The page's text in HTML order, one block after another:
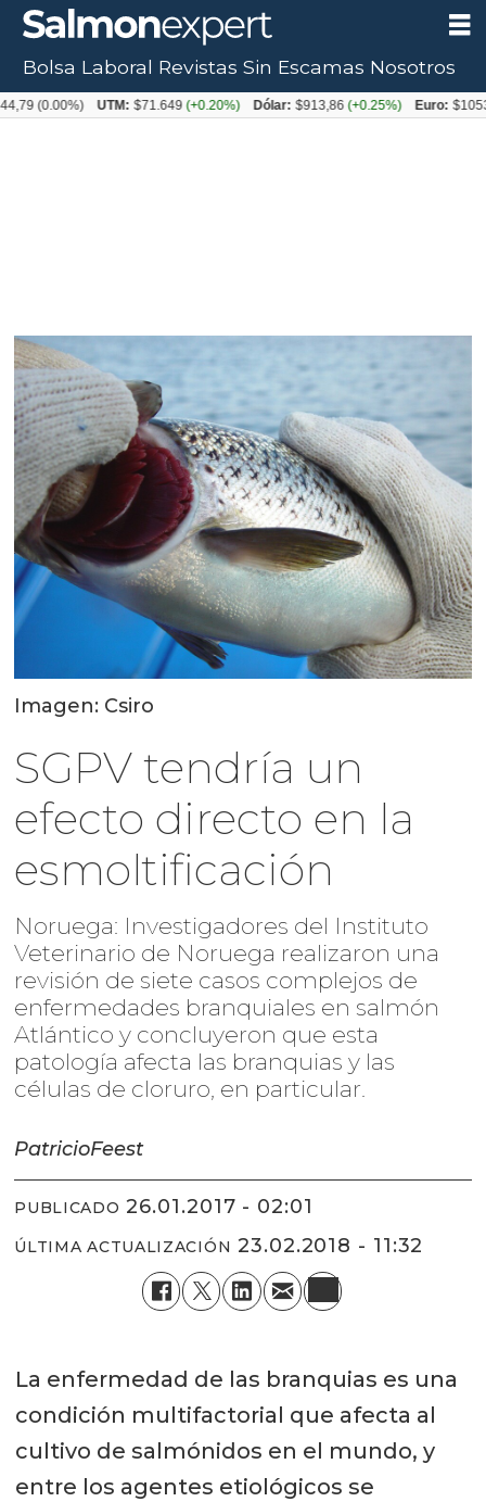
Imagen: Csiro
SGPV tendría un
efecto directo en la
esmoltificación
Noruega: Investigadores del Instituto
Veterinario de Noruega realizaron una
revisión de siete casos complejos de
enfermedades branquiales en salmón
Atlántico y concluyeron que esta
patología afecta las branquias y las
células de cloruro, en particular.
PatricioFeest
PUBLICADO 26.01.2017 - 02:01
ÚLTIMA ACTUALIZACIÓN 23.02.2018 - 11:32
La enfermedad de las branquias es una
condición multifactorial que afecta al
cultivo de salmónidos en el mundo, y
entre los agentes etiológicos se
Bolsa Laboral Revistas Sin Escamas Nosotros
UTM: $71.649(+0.20%) Dólar: $913,86(+0.25%) Euro: $1053,08(-